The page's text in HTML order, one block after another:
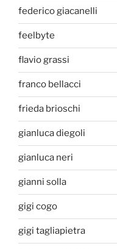
federico giacanelli
feelbyte
flavio grassi
franco bellacci
frieda brioschi
gianluca diegoli
gianluca neri
gianni solla
gigi cogo
gigi tagliapietra